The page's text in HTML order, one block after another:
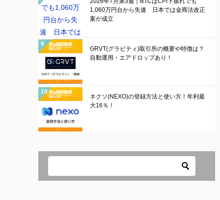
1,060万円台から失速 日本では金商法改正
案が成立
GRVT(グラビティ)取引所の概要や特徴は？
自動運用・エアドロップあり！
ネクソ(NEXO)の登録方法と使い方！年利最
大16％！